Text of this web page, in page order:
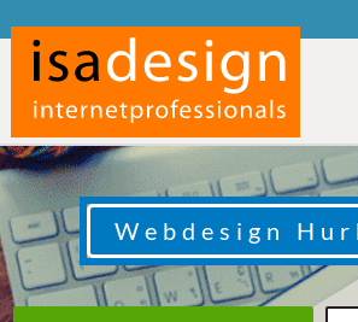
Webdesign